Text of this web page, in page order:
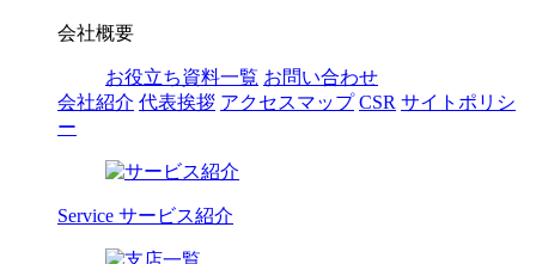
会社概要
お役立ち資料一覧 お問い合わせ
会社紹介 代表挨拶 アクセスマップ CSR サイトポリシ
ー
Service サービス紹介